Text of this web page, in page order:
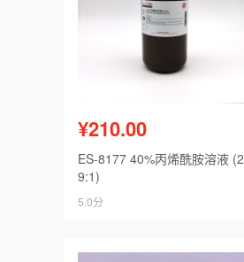
¥210.00
ES-8177 40%丙烯酰胺溶液 (2
9:1)
5.0分